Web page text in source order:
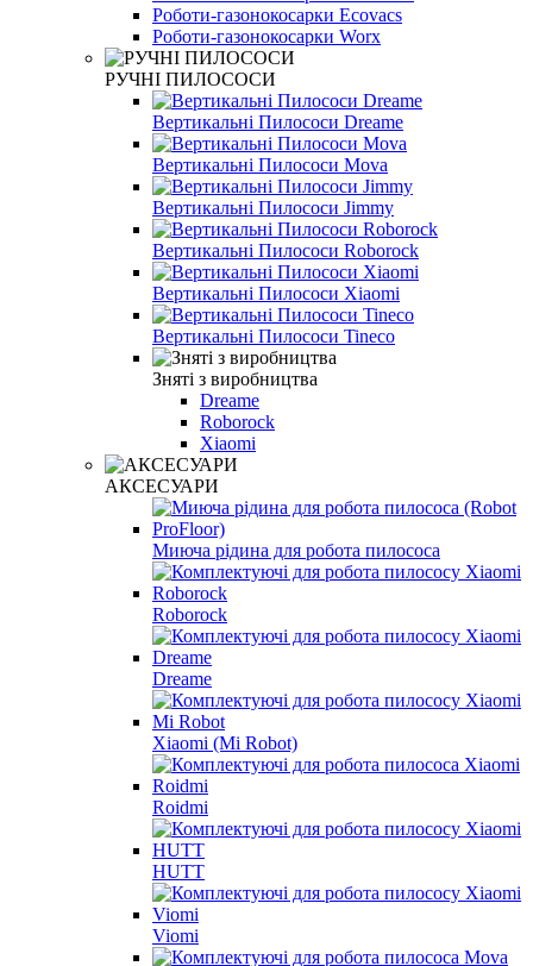
Роботи-газонокосарки Ecovacs
Роботи-газонокосарки Worx
РУЧНІ ПИЛОСОСИ
Вертикальні Пилососи Dreame
Вертикальні Пилососи Mova
Вертикальні Пилососи Jimmy
Вертикальні Пилососи Roborock
Вертикальні Пилососи Xiaomi
Вертикальні Пилососи Tineco
Зняті з виробництва
Dreame
Roborock
Xiaomi
АКСЕСУАРИ
Миюча рідина для робота пилососа
Roborock
Dreame
Xiaomi (Mi Robot)
Roidmi
HUTT
Viomi